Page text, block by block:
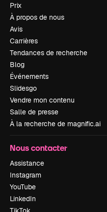
Prix
À propos de nous
Avis
Carrières
Tendances de recherche
Blog
Événements
Slidesgo
Vendre mon contenu
Salle de presse
À la recherche de magnific.ai
Nous contacter
Assistance
Instagram
YouTube
LinkedIn